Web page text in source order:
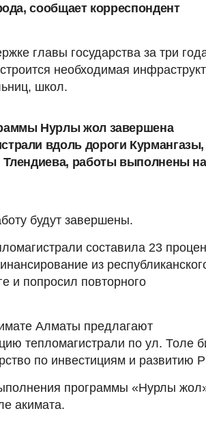
сообщает корреспондент
главы государства за три
необходимая
школ.
Нурлы жол завершена
вдоль дороги Курмангазы,
Тлендиева, работы выполнены
будут завершены.
составила 23
из
и попросил повторного
Алматы предлагают
тепломагистрали по ул. Толе
по инвестициям и развитию
программы «Нурлы
акимата.